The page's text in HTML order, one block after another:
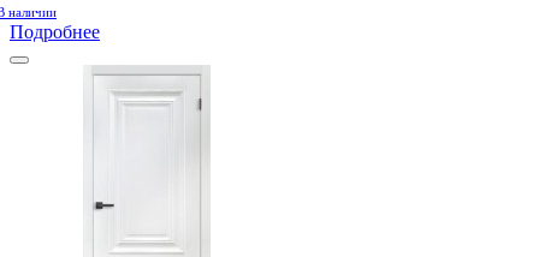
наличии
Подробнее